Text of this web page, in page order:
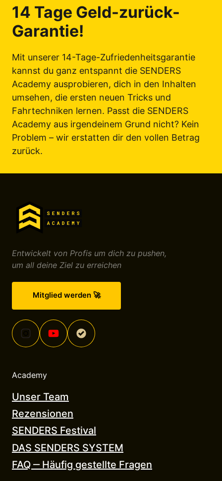
14 Tage Geld-zurück-
Garantie!
Mit unserer 14-Tage-Zufriedenheitsgarantie
kannst du ganz entspannt die SENDERS
Academy ausprobieren, dich in den Inhalten
umsehen, die ersten neuen Tricks und
Fahrtechniken lernen. Passt die SENDERS
Academy aus irgendeinem Grund nicht? Kein
Problem – wir erstatten dir den vollen Betrag
zurück.
Entwickelt von Profis um dich zu pushen,
um all deine Ziel zu erreichen
Mitglied werden 🚀
Academy
Unser Team
Rezensionen
SENDERS Festival
DAS SENDERS SYSTEM
FAQ ‒ Häufig gestellte Fragen